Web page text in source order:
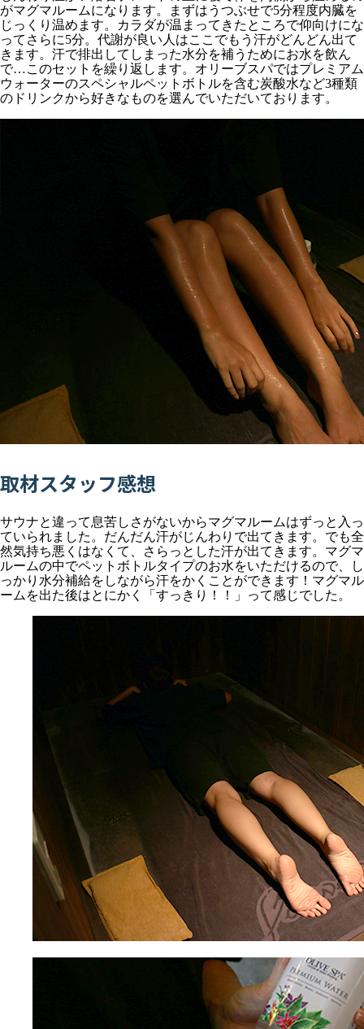
がマグマルームになります。まずはうつぶせで5分程度内臓を
じっくり温めます。カラダが温まってきたところで仰向けにな
ってさらに5分。代謝が良い人はここでもう汗がどんどん出て
きます。汗で排出してしまった水分を補うためにお水を飲ん
で…このセットを繰り返します。オリーブスパではプレミアム
ウォーターのスペシャルペットボトルを含む炭酸水など3種類
のドリンクから好きなものを選んでいただいております。
取材スタッフ感想
サウナと違って息苦しさがないからマグマルームはずっと入っ
ていられました。だんだん汗がじんわりで出てきます。でも全
然気持ち悪くはなくて、さらっとした汗が出てきます。マグマ
ルームの中でペットボトルタイプのお水をいただけるので、し
っかり水分補給をしながら汗をかくことができます！マグマル
ームを出た後はとにかく「すっきり！！」って感じでした。